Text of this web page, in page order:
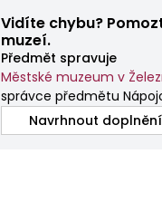
Vidíte chybu?
muzeí.
Předmět spravuje
Městské muzeum v
správce předmětu
Navrhnout